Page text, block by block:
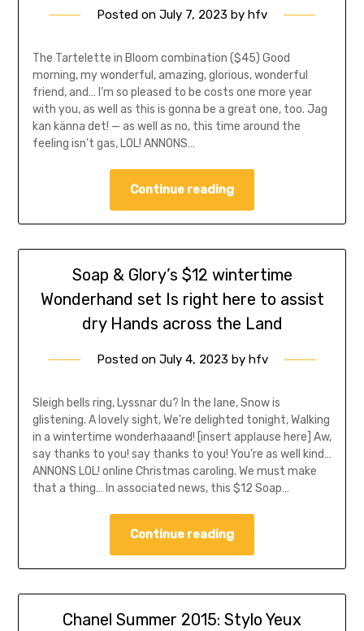
Posted on July 7, 2023 by hfv
The Tartelette in Bloom combination ($45) Good
morning, my wonderful, amazing, glorious, wonderful
friend, and… I’m so pleased to be costs one more year
with you, as well as this is gonna be a great one, too. Jag
kan känna det! — as well as no, this time around the
feeling isn’t gas, LOL! ANNONS…
Continue reading
Soap & Glory’s $12 wintertime
Wonderhand set Is right here to assist
dry Hands across the Land
Posted on July 4, 2023 by hfv
Sleigh bells ring, Lyssnar du? In the lane, Snow is
glistening. A lovely sight, We’re delighted tonight, Walking
in a wintertime wonderhaaand! [insert applause here] Aw,
say thanks to you! say thanks to you! You’re as well kind…
ANNONS LOL! online Christmas caroling. We must make
that a thing… In associated news, this $12 Soap…
Continue reading
Chanel Summer 2015: Stylo Yeux